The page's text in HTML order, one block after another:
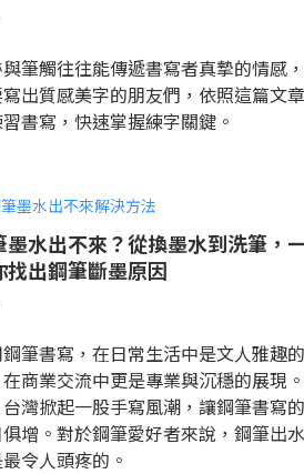
筆觸往往能傳遞書寫者真摯的情感
出質感美字的朋友們，依照這篇文
書寫，快速掌握練字關鍵。
墨水出不來？從換墨水到洗筆，
找出鋼筆斷墨原因
筆書寫，在日常生活中是文人雅趣
商業交流中更是專業與沉穩的展現
灣掀起一股手寫風潮，讓鋼筆書寫
增。對於鋼筆愛好者來說，鋼筆出
令人頭疼的。